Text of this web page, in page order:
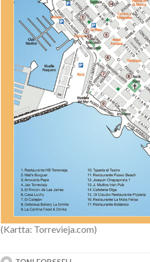
(Kartta: Torrevieja.com)